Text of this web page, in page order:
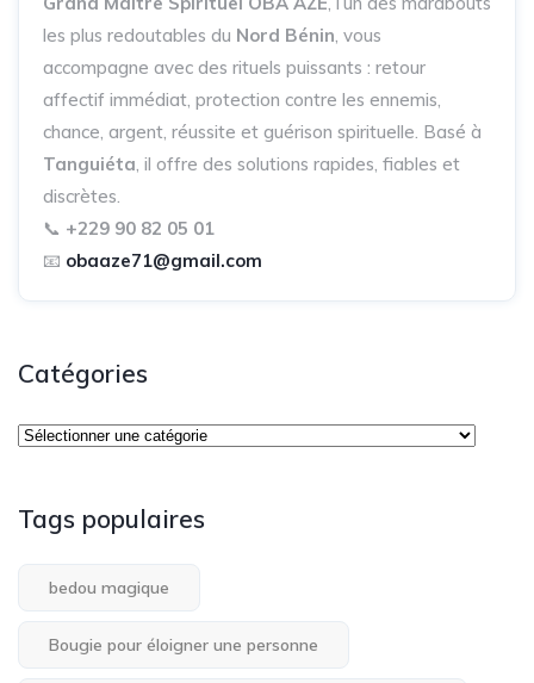
les plus redoutables du Nord Bénin, vous
accompagne avec des rituels puissants : retour
affectif immédiat, protection contre les ennemis,
chance, argent, réussite et guérison spirituelle. Basé à
Tanguiéta, il offre des solutions rapides, fiables et
discrètes.
📞 +229 90 82 05 01
📧 obaaze71@gmail.com
Catégories
Tags populaires
bedou magique
Bougie pour éloigner une personne